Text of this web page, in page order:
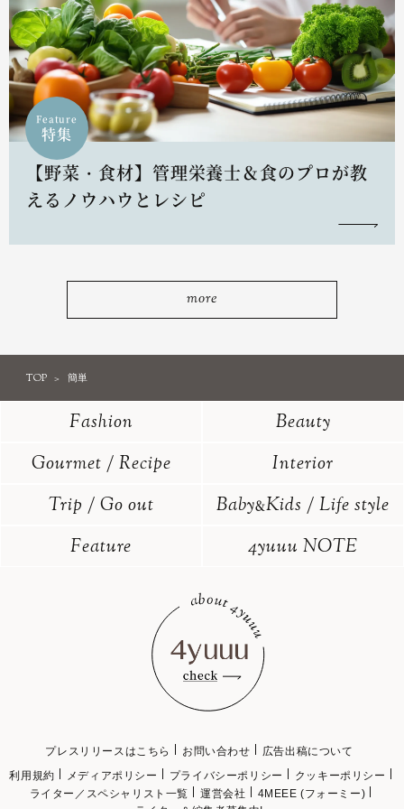
Feature
特集
【野菜・食材】管理栄養士＆食のプロが教
えるノウハウとレシピ
more
TOP 簡単
Fashion
Beauty
Gourmet / Recipe
Interior
Trip / Go out
Baby&Kids / Life style
Feature
4yuuu NOTE
プレスリリースはこちら お問い合わせ
広告出稿について
利用規約
メディアポリシー プライバシーポリシー
クッキーポリシー
ライター／スペシャリスト一覧
運営会社
4MEEE (フォーミー)